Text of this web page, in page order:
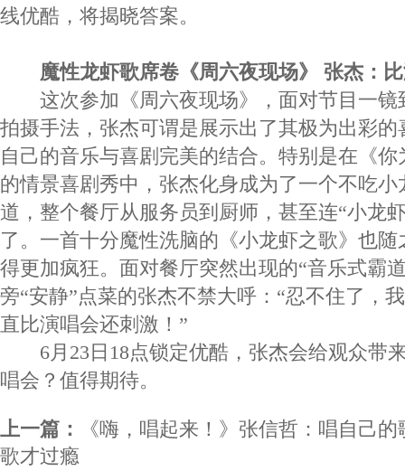
线优酷，将揭晓答案。
魔性龙虾歌席卷《周六夜现场》 张杰：
这次参加《周六夜现场》，面对节目一镜
拍摄手法，张杰可谓是展示出了其极为出彩
自己的音乐与喜剧完美的结合。特别是在《
的情景喜剧秀中，张杰化身成为了一个不吃
道，整个餐厅从服务员到厨师，甚至连“小龙
了。一首十分魔性洗脑的《小龙虾之歌》也
得更加疯狂。面对餐厅突然出现的“音乐式霸
旁“安静”点菜的张杰不禁大呼：“忍不住了，
直比演唱会还刺激！”
6月23日18点锁定优酷，张杰会给观众带
唱会？值得期待。
上一篇：
《嗨，唱起来！》张信哲：唱自己
歌才过瘾